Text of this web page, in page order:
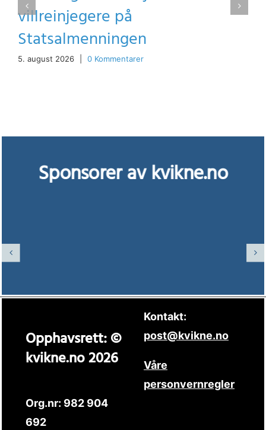
villreinjegere på
Statsalmenningen
5. august 2026 0 Kommentarer
Sponsorer av kvikne.no
Opphavsrett: ©
kvikne.no 2026
Org.nr: 982 904
692
Kontakt:
post@kvikne.no
Våre
personvernregler